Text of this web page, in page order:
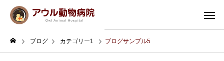
ブログ カテゴリー1 ブログサンプル5